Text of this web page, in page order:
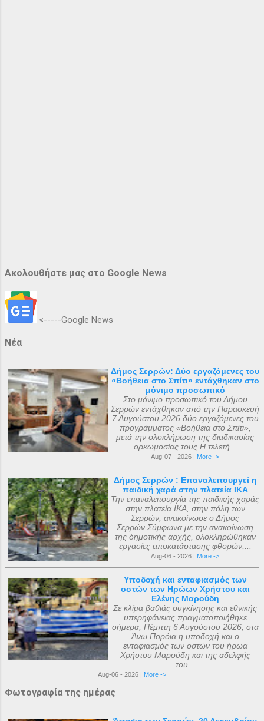
Ακολουθήστε μας στο Google News
<-----Google News
Νέα
Δήμος Σερρών: Δύο εργαζόμενες του
«Βοήθεια στο Σπίτι» εντάχθηκαν στο
μόνιμο προσωπικό
Στο μόνιμο προσωπικό του Δήμου
Σερρών εντάχθηκαν από την Παρασκευή
7 Αυγούστου 2026 δύο εργαζόμενες του
προγράμματος «Βοήθεια στο Σπίτι»,
μετά την ολοκλήρωση της διαδικασίας
ορκωμοσίας τους.Η τελετή...
Aug-07 - 2026 | More ->
Δήμος Σερρών : Επαναλειτουργεί η
παιδική χαρά στην πλατεία ΙΚΑ
Την επαναλειτουργία της παιδικής χαράς
στην πλατεία ΙΚΑ, στην πόλη των
Σερρών, ανακοίνωσε ο Δήμος
Σερρών.Σύμφωνα με την ανακοίνωση
της δημοτικής αρχής, ολοκληρώθηκαν
εργασίες αποκατάστασης φθορών,...
Aug-06 - 2026 | More ->
Υποδοχή και ενταφιασμός των
οστών των Ηρώων Χρήστου και
Ελένης Μαρούδη
Σε κλίμα βαθιάς συγκίνησης και εθνικής
υπερηφάνειας πραγματοποιήθηκε
σήμερα, Πέμπτη 6 Αυγούστου 2026, στα
Άνω Πορόια η υποδοχή και ο
ενταφιασμός των οστών του ήρωα
Χρήστου Μαρούδη και της αδελφής
του...
Aug-06 - 2026 | More ->
Φωτογραφία της ημέρας